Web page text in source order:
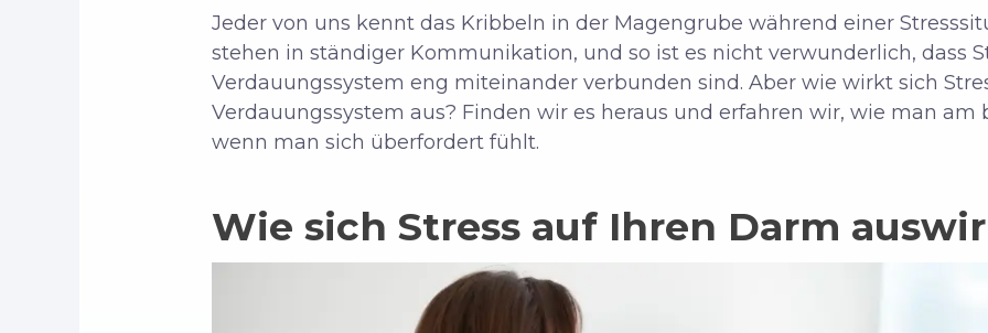
Jeder von uns kennt das Kribbeln in der Magengrube während einer
stehen in ständiger Kommunikation, und so ist es nicht verwunderlich, dass
Verdauungssystem eng miteinander verbunden sind. Aber wie wirkt sich
Verdauungssystem aus? Finden wir es heraus und erfahren wir, wie man am
wenn man sich überfordert fühlt.
Wie sich Stress auf Ihren Darm